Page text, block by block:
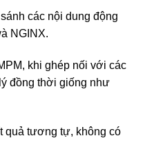
các nội dung động
NGINX.
khi ghép nối với các
đồng thời giống như
quả tương tự, không có